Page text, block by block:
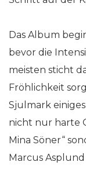
Das Album
bevor die
meisten sticht
Fröhlichkeit
Sjulmark
nicht nur harte
Mina Söner“
Marcus